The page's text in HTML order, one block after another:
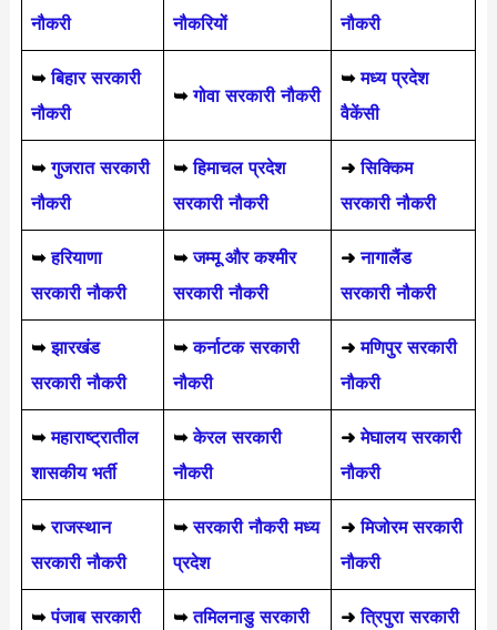
नौकरी नौकरियों नौकरी
➥बिहार सरकारी
नौकरी
➥गोवा सरकारी नौकरी
➥ मध्य प्रदेश
वैकेंसी
➥ गुजरात सरकारी
नौकरी
➥हिमाचल प्रदेश
सरकारी नौकरी
➜ सिक्किम
सरकारी नौकरी
➥हरियाणा
सरकारी नौकरी
➥जम्मू और कश्मीर
सरकारी नौकरी
➜ नागालैंड
सरकारी नौकरी
➥ झारखंड
सरकारी नौकरी
➥ कर्नाटक सरकारी
नौकरी
➜ मणिपुर सरकारी
नौकरी
➥ महाराष्ट्रातील
शासकीय भर्ती
➥ केरल सरकारी
नौकरी
➜ मेघालय सरकारी
नौकरी
➥ राजस्थान
सरकारी नौकरी
➥सरकारी नौकरी मध्य
प्रदेश
➜मिजोरम सरकारी
नौकरी
➥ पंजाब सरकारी
➥ तमिलनाडु सरकारी
➜ त्रिपुरा सरकारी